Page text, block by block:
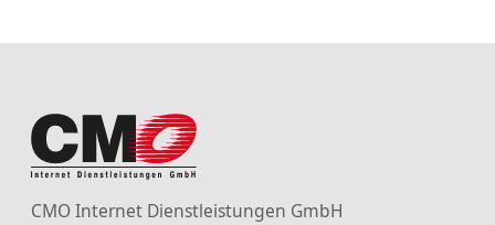
CMO Internet Dienstleistungen GmbH